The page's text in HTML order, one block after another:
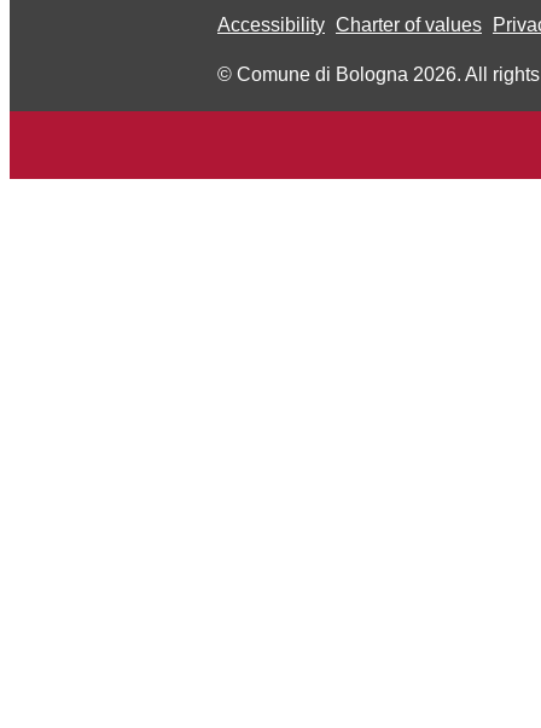
Accessibility Charter of values
© Comune di Bologna 2026. All